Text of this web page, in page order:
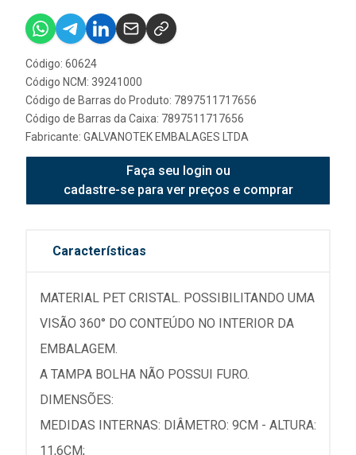
Código: 60624
Código NCM: 39241000
Código de Barras do Produto: 7897511717656
Código de Barras da Caixa: 7897511717656
Fabricante: GALVANOTEK EMBALAGES LTDA
Faça seu login ou
cadastre-se para ver preços e comprar
Características
MATERIAL PET CRISTAL. POSSIBILITANDO UMA
VISÃO 360° DO CONTEÚDO NO INTERIOR DA
EMBALAGEM.
A TAMPA BOLHA NÃO POSSUI FURO.
DIMENSÕES:
MEDIDAS INTERNAS: DIÂMETRO: 9CM - ALTURA:
11,6CM;